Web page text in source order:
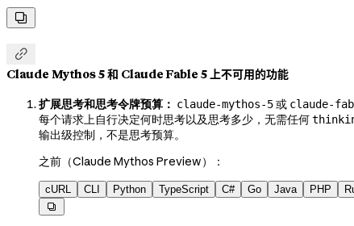


Claude Mythos 5 和 Claude Fable 5 上不可用的功能
扩展思考和思考令牌预算： claude-mythos-5或 claude-
每个请求上自行决定何时思考以及思考多少，无需任何
输出级控制，不是思考预算。
之前（Claude Mythos Preview）：
cURL CLI Python TypeScript C# Go Java PHP
